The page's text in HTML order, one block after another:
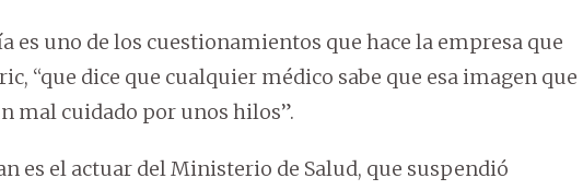
es uno de los cuestionamientos que hace la empresa que
“que dice que cualquier médico sabe que esa imagen que
mal cuidado por unos hilos”.
es el actuar del Ministerio de Salud, que suspendió